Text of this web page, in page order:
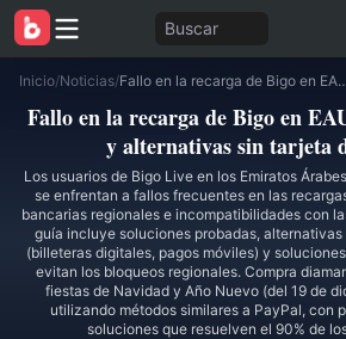
Buscar
Inicio/Noticias/ Fallo en la recarga de Bigo en EAU/SA: 5
Fallo en la recarga de Bigo en
y alternativas sin tarjeta
Los usuarios de Bigo Live en los Emiratos
se enfrentan a fallos frecuentes en las
bancarias regionales e incompatibilidades con
guía incluye soluciones probadas,
(billeteras digitales, pagos móviles) y
evitan los bloqueos regionales. Compra
fiestas de Navidad y Año Nuevo (del 19 de
utilizando métodos similares a PayPal, con
soluciones que resuelven el 90% de